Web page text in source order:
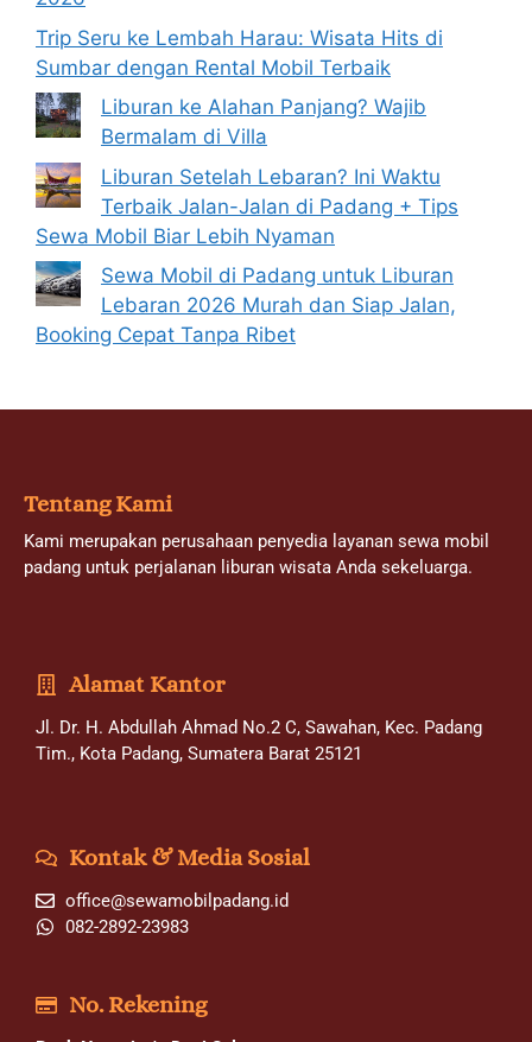
Trip Seru ke Lembah Harau: Wisata Hits di
Sumbar dengan Rental Mobil Terbaik
Liburan ke Alahan Panjang? Wajib
Bermalam di Villa
Liburan Setelah Lebaran? Ini Waktu
Terbaik Jalan-Jalan di Padang + Tips
Sewa Mobil Biar Lebih Nyaman
Sewa Mobil di Padang untuk Liburan
Lebaran 2026 Murah dan Siap Jalan,
Booking Cepat Tanpa Ribet
Tentang Kami
Kami merupakan perusahaan penyedia layanan sewa mobil
padang untuk perjalanan liburan wisata Anda sekeluarga.
Alamat Kantor
Jl. Dr. H. Abdullah Ahmad No.2 C, Sawahan, Kec. Padang
Tim., Kota Padang, Sumatera Barat 25121
Kontak & Media Sosial
office@sewamobilpadang.id
082-2892-23983
No. Rekening